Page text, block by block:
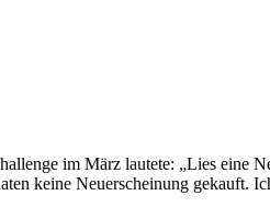
im März lautete: „Lies eine
keine Neuerscheinung gekauft.